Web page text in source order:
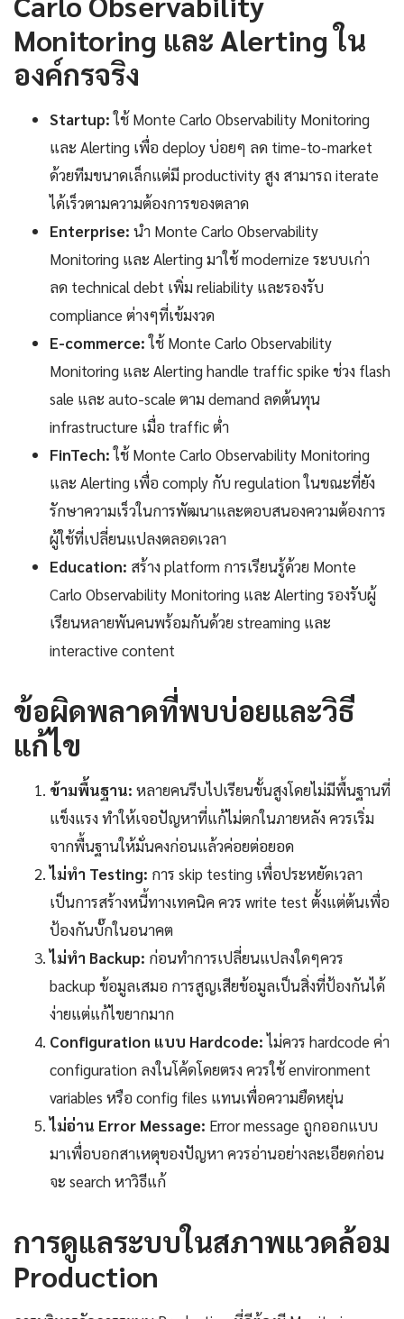
Monitoring และ Alerting ใน
องค์กรจริง
Startup:ใช้ Monte Carlo Observability Monitoring
และ Alerting เพื่อ deploy บ่อยๆ ลด time-to-market
ด้วยทีมขนาดเล็กแต่มี productivity สูง สามารถ iterate
ได้เร็วตามความต้องการของตลาด
Enterprise: นำ Monte Carlo Observability
Monitoring และ Alerting มาใช้ modernize ระบบเก่า
ลด technical debt เพิ่ม reliability และรองรับ
compliance ต่างๆที่เข้มงวด
E-commerce:ใช้ Monte Carlo Observability
Monitoring และ Alerting handle traffic spike ช่วง flash
sale และ auto-scale ตาม demand ลดต้นทุน
infrastructure เมื่อ traffic ต่ำ
FinTech:ใช้ Monte Carlo Observability Monitoring
และ Alerting เพื่อ comply กับ regulation ในขณะที่ยัง
รักษาความเร็วในการพัฒนาและตอบสนองความต้องการ
ผู้ใช้ที่เปลี่ยนแปลงตลอดเวลา
Education: สร้าง platform การเรียนรู้ด้วย Monte
Carlo Observability Monitoring และ Alerting รองรับผู้
เรียนหลายพันคนพร้อมกันด้วย streaming และ
interactive content
ข้อผิดพลาดที่พบบ่อยและวิธี
แก้ไข
ข้ามพื้นฐาน: หลายคนรีบไปเรียนขั้นสูงโดยไม่มีพื้นฐานที่
แข็งแรง ทำให้เจอปัญหาที่แก้ไม่ตกในภายหลัง ควรเริ่ม
จากพื้นฐานให้มั่นคงก่อนแล้วค่อยต่อยอด
ไม่ทำ Testing: การ skip testing เพื่อประหยัดเวลา
เป็นการสร้างหนี้ทางเทคนิค ควร write test ตั้งแต่ต้นเพื่อ
ป้องกันบั๊กในอนาคต
ไม่ทำ Backup: ก่อนทำการเปลี่ยนแปลงใดๆควร
backup ข้อมูลเสมอ การสูญเสียข้อมูลเป็นสิ่งที่ป้องกันได้
ง่ายแต่แก้ไขยากมาก
Configuration แบบ Hardcode:ไม่ควร hardcode ค่า
configuration ลงในโค้ดโดยตรง ควรใช้ environment
variables หรือ config files แทนเพื่อความยืดหยุ่น
ไม่อ่าน Error Message: Error message ถูกออกแบบ
มาเพื่อบอกสาเหตุของปัญหา ควรอ่านอย่างละเอียดก่อน
จะ search หาวิธีแก้
การดูแลระบบในสภาพแวดล้อม
Production